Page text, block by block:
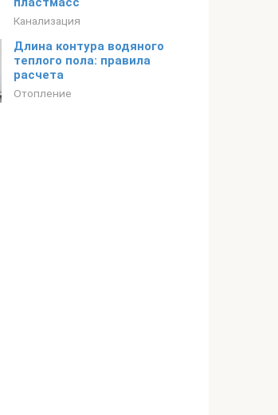
Канализация
Длина контура водяного
теплого пола: правила
расчета
Отопление